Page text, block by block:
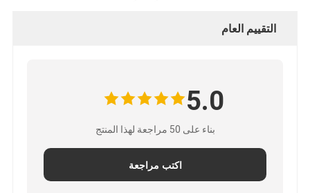
التقييم العام
5.0
بناء على 50 مراجعة لهذا المنتج
اكتب مراجعة